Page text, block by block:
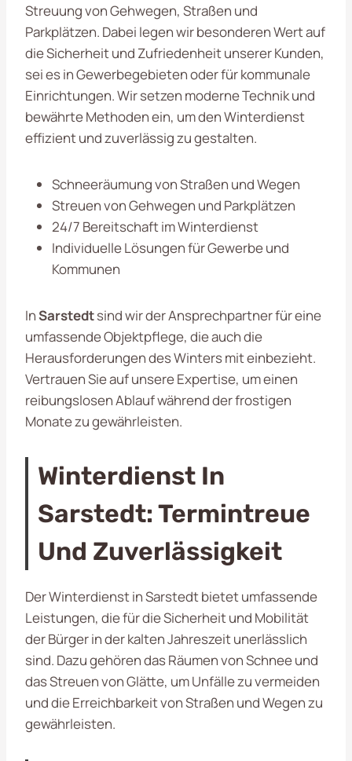
Streuung von Gehwegen, Straßen und
Parkplätzen. Dabei legen wir besonderen Wert auf
die Sicherheit und Zufriedenheit unserer Kunden,
sei es in Gewerbegebieten oder für kommunale
Einrichtungen. Wir setzen moderne Technik und
bewährte Methoden ein, um den Winterdienst
effizient und zuverlässig zu gestalten.
Schneeräumung von Straßen und Wegen
Streuen von Gehwegen und Parkplätzen
24/7 Bereitschaft im Winterdienst
Individuelle Lösungen für Gewerbe und
Kommunen
InSarstedtsind wir der Ansprechpartner für eine
umfassende Objektpflege, die auch die
Herausforderungen des Winters mit einbezieht.
Vertrauen Sie auf unsere Expertise, um einen
reibungslosen Ablauf während der frostigen
Monate zu gewährleisten.
Winterdienst In
Sarstedt: Termintreue
Und Zuverlässigkeit
Der Winterdienst in Sarstedt bietet umfassende
Leistungen, die für die Sicherheit und Mobilität
der Bürger in der kalten Jahreszeit unerlässlich
sind. Dazu gehören das Räumen von Schnee und
das Streuen von Glätte, um Unfälle zu vermeiden
und die Erreichbarkeit von Straßen und Wegen zu
gewährleisten.